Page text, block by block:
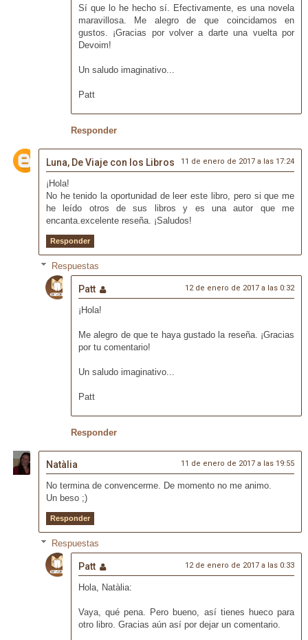
Sí que lo he hecho sí. Efectivamente, es una novela
maravillosa. Me alegro de que coincidamos en
gustos. ¡Gracias por volver a darte una vuelta por
Devoim!
Un saludo imaginativo...
Patt
Responder
Luna, De Viaje con los Libros 11 de enero de 2017 a las 17:24
¡Hola!
No he tenido la oportunidad de leer este libro, pero si que me
he leído otros de sus libros y es una autor que me
encanta.excelente reseña. ¡Saludos!
Responder
Respuestas
Patt 12 de enero de 2017 a las 0:32
¡Hola!
Me alegro de que te haya gustado la reseña. ¡Gracias
por tu comentario!
Un saludo imaginativo...
Patt
Responder
Natàlia 11 de enero de 2017 a las 19:55
No termina de convencerme. De momento no me animo.
Un beso ;)
Responder
Respuestas
Patt 12 de enero de 2017 a las 0:33
Hola, Natàlia:
Vaya, qué pena. Pero bueno, así tienes hueco para
otro libro. Gracias aún así por dejar un comentario.